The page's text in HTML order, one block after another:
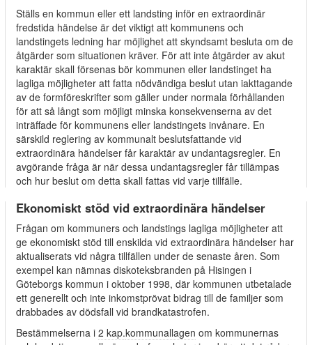
Ställs en kommun eller ett landsting inför en extraordinär
fredstida händelse är det viktigt att kommunens och
landstingets ledning har möjlighet att skyndsamt besluta om de
åtgärder som situationen kräver. För att inte åtgärder av akut
karaktär skall försenas bör kommunen eller landstinget ha
lagliga möjligheter att fatta nödvändiga beslut utan iakttagande
av de formföreskrifter som gäller under normala förhållanden
för att så långt som möjligt minska konsekvenserna av det
inträffade för kommunens eller landstingets invånare. En
särskild reglering av kommunalt beslutsfattande vid
extraordinära händelser får karaktär av undantagsregler. En
avgörande fråga är när dessa undantagsregler får tillämpas
och hur beslut om detta skall fattas vid varje tillfälle.
Ekonomiskt stöd vid extraordinära händelser
Frågan om kommuners och landstings lagliga möjligheter att
ge ekonomiskt stöd till enskilda vid extraordinära händelser har
aktualiserats vid några tillfällen under de senaste åren. Som
exempel kan nämnas diskoteksbranden på Hisingen i
Göteborgs kommun i oktober 1998, där kommunen utbetalade
ett generellt och inte inkomstprövat bidrag till de familjer som
drabbades av dödsfall vid brandkatastrofen.
Bestämmelserna i 2 kap.kommunallagen om kommunernas